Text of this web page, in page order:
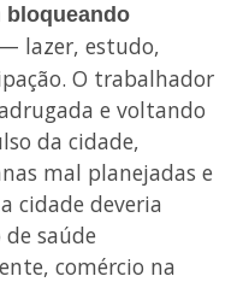
bloqueando
— lazer, estudo,
O trabalhador
e voltando
da cidade,
mal planejadas e
cidade deveria
de saúde
comércio na